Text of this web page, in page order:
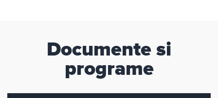
Documente si
programe